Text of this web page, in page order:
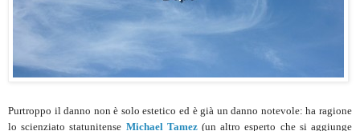
Purtroppo il danno non è solo estetico ed è già un danno notevole: ha ragione
lo scienziato statunitense Michael Tamez(un altro esperto che si aggiunge